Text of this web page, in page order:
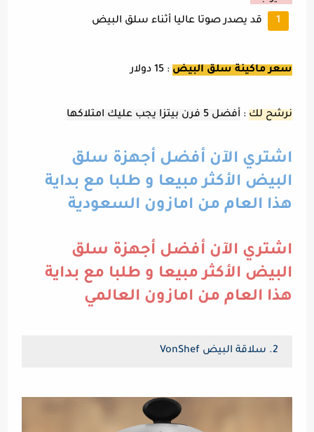
قد يصدر صوتا عاليا أثناء سلق البيض
سعر ماكينة سلق البيض : 15 دولار
نرشح لك : أفضل 5 فرن بيتزا يجب عليك امتلاكها
اشتري الآن أفضل أجهزة سلق
البيض الأكثر مبيعا و طلبا مع بداية
هذا العام من امازون السعودية
اشتري الآن أفضل أجهزة سلق
البيض الأكثر مبيعا و طلبا مع بداية
هذا العام من امازون العالمي
2. سلاقة البيض VonShef